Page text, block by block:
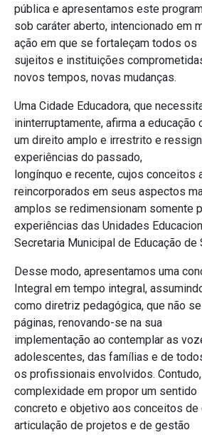
pública e apresentamos este
sob caráter aberto, intencionado em
ação em que se fortaleçam todos os
sujeitos e instituições
novos tempos, novas mudanças.
Uma Cidade Educadora, que
ininterruptamente, afirma a educação
um direito amplo e irrestrito e
experiências do passado,
longínquo e recente, cujos conceitos
reincorporados em seus aspectos
amplos se redimensionam somente
experiências das Unidades
Secretaria Municipal de Educação de
Desse modo, apresentamos uma
Integral em tempo integral,
como diretriz pedagógica, que não
páginas, renovando-se na sua
implementação ao contemplar as
adolescentes, das famílias e de
os profissionais envolvidos.
complexidade em propor um sentido
concreto e objetivo aos conceitos de
articulação de projetos e de gestão